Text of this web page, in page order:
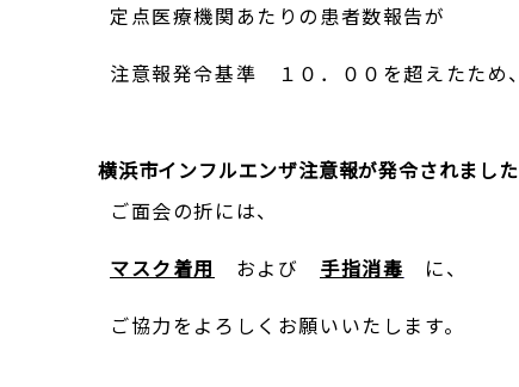
定点医療機関あたりの患者数報告が
注意報発令基準 １０．００を超えたため、
横浜市インフルエンザ注意報が発令されました
ご面会の折には、
マスク着用
および 手指消毒
に、
ご協力をよろしくお願いいたします。